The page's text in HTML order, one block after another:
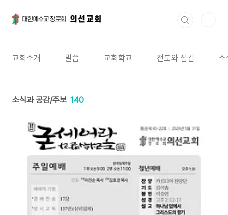
교회소개 말씀 교회학교 전도와 섬김 소
소식과 공감/주보 140